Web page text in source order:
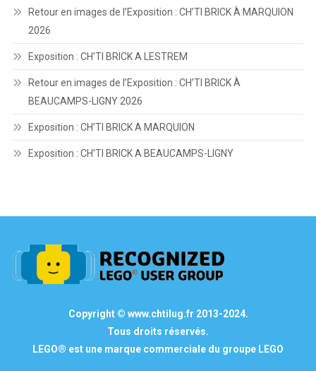
Retour en images de l’Exposition : CH’TI BRICK À MARQUION
2026
Exposition : CH’TI BRICK A LESTREM
Retour en images de l’Exposition : CH’TI BRICK À
BEAUCAMPS-LIGNY 2026
Exposition : CH’TI BRICK A MARQUION
Exposition : CH’TI BRICK A BEAUCAMPS-LIGNY
Copyright © www.chtilug.fr 2013-2024.
Tous droits réservés.
LEGO® est une marque commerciale du groupe LEGO